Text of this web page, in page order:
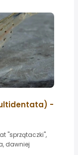
-
"sprzątaczki",
dawniej